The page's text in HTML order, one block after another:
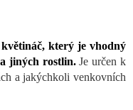
který je vhodný
jiných rostlin.Je určen k
a jakýchkoli venkovních